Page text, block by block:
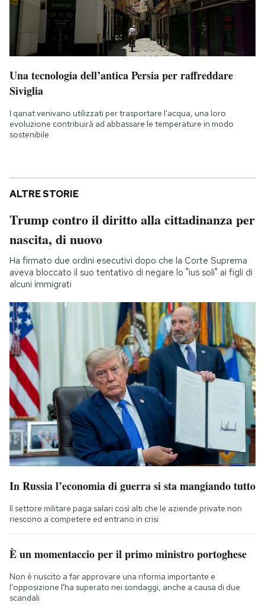
Una tecnologia dell’antica Persia per raffreddare
Siviglia
I qanat venivano utilizzati per trasportare l'acqua, una loro
evoluzione contribuirà ad abbassare le temperature in modo
sostenibile
ALTRE STORIE
Trump contro il diritto alla cittadinanza per
nascita, di nuovo
Ha firmato due ordini esecutivi dopo che la Corte Suprema
aveva bloccato il suo tentativo di negare lo "ius soli" ai figli di
alcuni immigrati
In Russia l’economia di guerra si sta mangiando tutto
Il settore militare paga salari così alti che le aziende private non
riescono a competere ed entrano in crisi
È un momentaccio per il primo ministro portoghese
Non è riuscito a far approvare una riforma importante e
l'opposizione l'ha superato nei sondaggi, anche a causa di due
scandali